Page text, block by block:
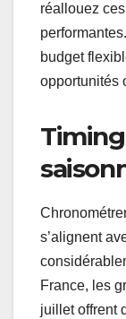
réallouez
budget
opportunités
s’alignent
France, les
juillet offrent